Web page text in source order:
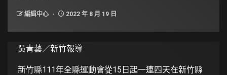
編緝中心 2022 年 8 月 19 日
吳青藝／新竹報導
新竹縣111年全縣運動會從15日起一連四天在新竹縣